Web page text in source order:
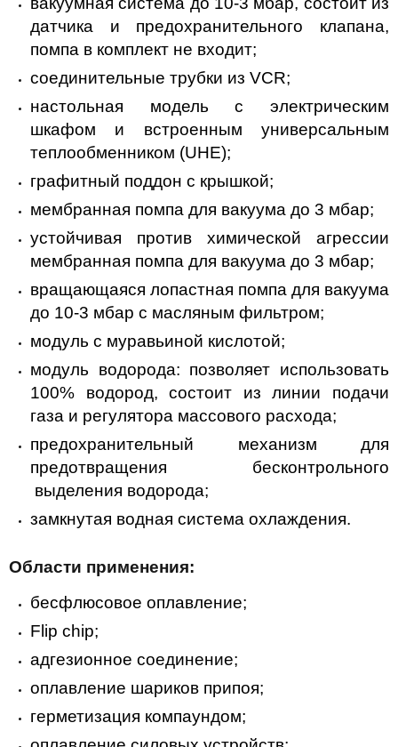
датчика и предохранительного клапана,
помпа в комплект не входит;
соединительные трубки из VCR;
настольная модель с электрическим
шкафом и встроенным универсальным
теплообменником (UHE);
графитный поддон с крышкой;
мембранная помпа для вакуума до 3 мбар;
устойчивая против химической агрессии
мембранная помпа для вакуума до 3 мбар;
вращающаяся лопастная помпа для вакуума
до 10-3 мбар с масляным фильтром;
модуль с муравьиной кислотой;
модуль водорода: позволяет использовать
100% водород, состоит из линии подачи
газа и регулятора массового расхода;
предохранительный механизм для
предотвращения бесконтрольного
выделения водорода;
замкнутая водная система охлаждения.
Области применения:
бесфлюсовое оплавление;
Flip chip;
адгезионное соединение;
оплавление шариков припоя;
герметизация компаундом;